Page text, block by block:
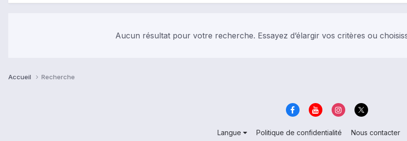
Aucun résultat pour votre recherche. Essayez d’élargir vos critères ou
Accueil Recherche
Langue Politique de confidentialité Nous contacter